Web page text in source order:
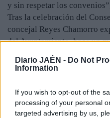
Diario JAÉN - Do Not
Information
If you wish to opt-out of the
processing of your personal
targeted advertising by us,
y sin respetar los
Tras la celebración del
concejal Reyes Chamorro
del Ayuntamiento, hace un
servicio de agosto.
otro ingreso de más de
paga. “Hoy [por ayer]
Administración autonómica
han firmado para que la